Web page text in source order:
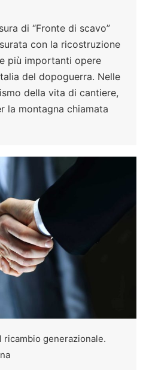
di “Fronte di scavo”
con la ricostruzione
più importanti opere
del dopoguerra. Nelle
della vita di cantiere,
la montagna chiamata
ricambio generazionale.